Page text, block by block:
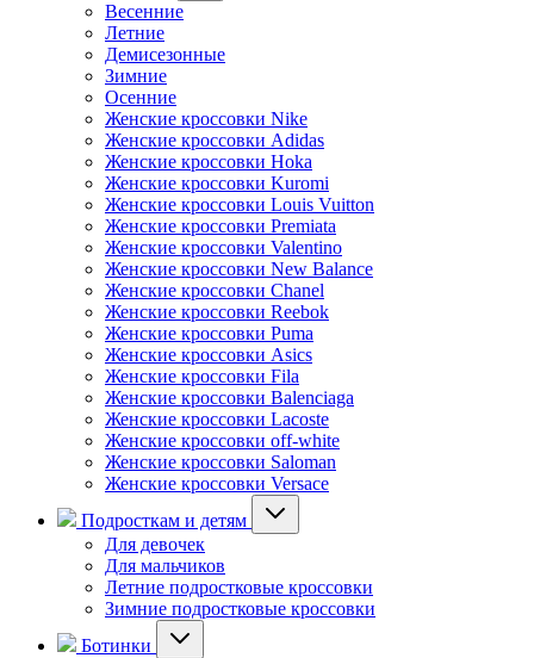
Весенние
Летние
Демисезонные
Зимние
Осенние
Женские кроссовки Nike
Женские кроссовки Adidas
Женские кроссовки Hoka
Женские кроссовки Kuromi
Женские кроссовки Louis Vuitton
Женские кроссовки Premiata
Женские кроссовки Valentino
Женские кроссовки New Balance
Женские кроссовки Chanel
Женские кроссовки Reebok
Женские кроссовки Puma
Женские кроссовки Asics
Женские кроссовки Fila
Женские кроссовки Balenciaga
Женские кроссовки Lacoste
Женские кроссовки off-white
Женские кроссовки Saloman
Женские кроссовки Versace
Подросткам и детям
Для девочек
Для мальчиков
Летние подростковые кроссовки
Зимние подростковые кроссовки
Ботинки